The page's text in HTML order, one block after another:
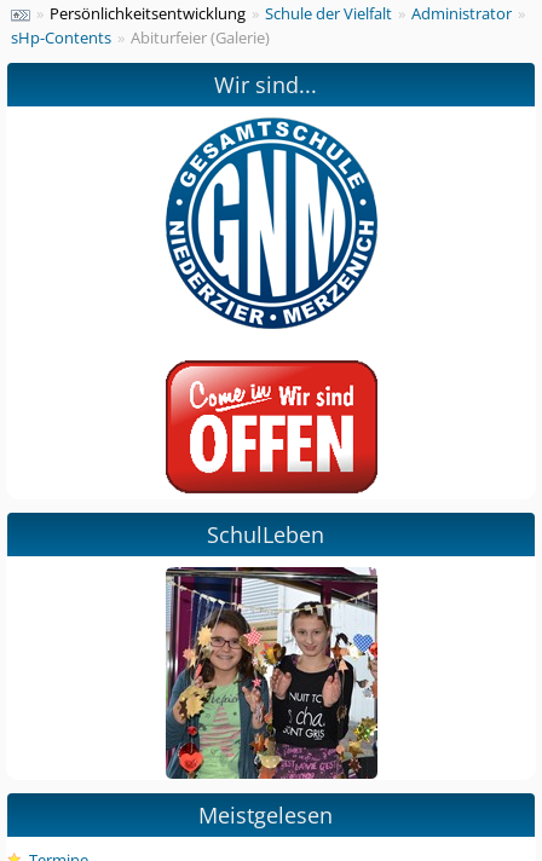
» Persönlichkeitsentwicklung » Schule der Vielfalt » Administrator »
sHp-Contents » Abiturfeier (Galerie)
Wir sind...
SchulLeben
Meistgelesen